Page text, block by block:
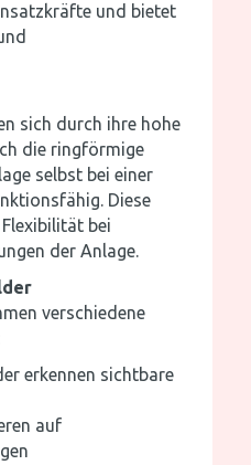
und bietet
sich durch ihre hohe
die ringförmige
selbst bei einer
Diese
bei
der Anlage.
verschiedene
erkennen sichtbare
auf